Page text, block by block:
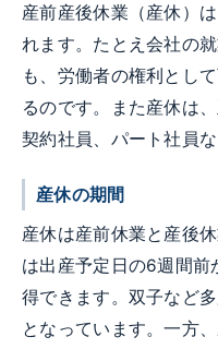
産前産後休業（産休）
れます。たとえ会社の
も、労働者の権利とし
るのです。また産休は
契約社員、パート社員
産休の期間
産休は産前休業と産後
は出産予定日の6週間前
得できます。双子など
となっています。一方